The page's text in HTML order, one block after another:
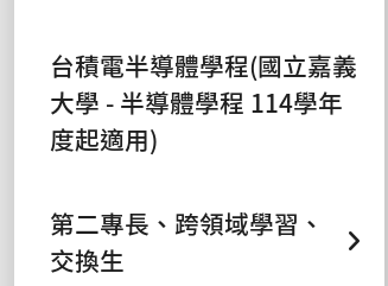
台積電半導體學程(國立嘉義
大學 - 半導體學程 114學年
度起適用)
第二專長、跨領域學習、
交換生